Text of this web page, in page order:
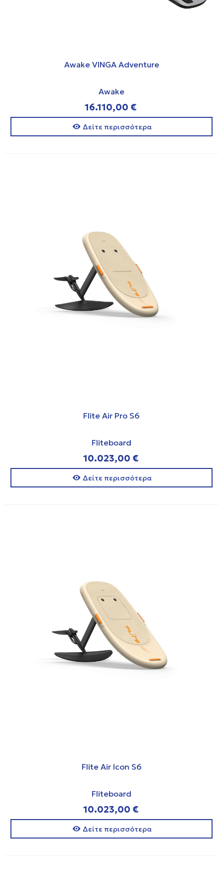
Awake VINGA Adventure
Awake
16.110,00 €
Δείτε περισσότερα
Flite Air Pro S6
Fliteboard
10.023,00 €
Δείτε περισσότερα
Flite Air Icon S6
Fliteboard
10.023,00 €
Δείτε περισσότερα